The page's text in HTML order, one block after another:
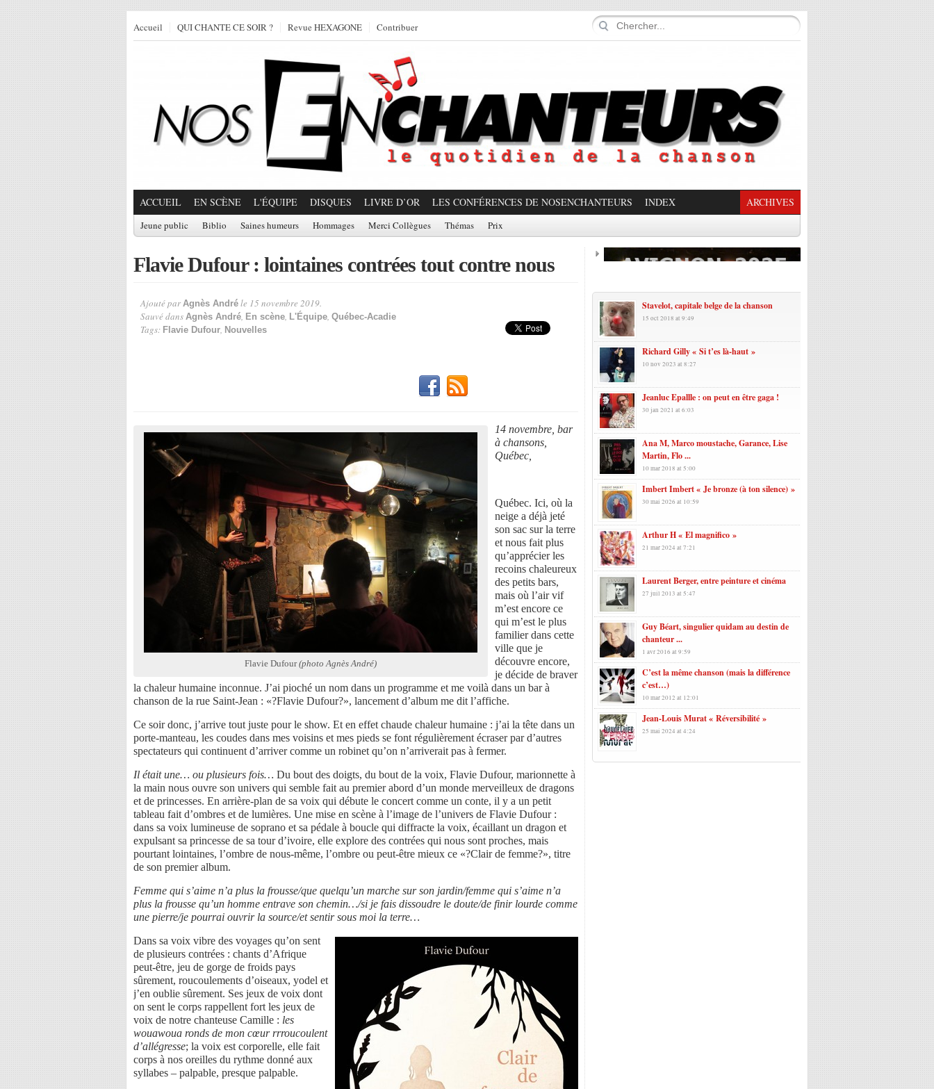
Accueil QUI CHANTE CE SOIR ? Revue HEXAGONE Contribuer
ACCUEIL EN SCÈNE L'ÉQUIPE DISQUES LIVRE D’OR LES CONFÉRENCES DE NOSENCHANTEURS INDEX ARCHIVES
Jeune public Biblio Saines humeurs Hommages Merci Collègues Thémas Prix
Flavie Dufour : lointaines contrées tout contre nous
Ajouté par Agnès André le 15 novembre 2019.
Sauvé dans Agnès André, En scène, L'Équipe, Québec-Acadie
Tags: Flavie Dufour, Nouvelles
Flavie Dufour(photo Agnès André)
14 novembre, bar
à chansons,
Québec,
Québec. Ici, où la
neige a déjà jeté
son sac sur la terre
et nous fait plus
qu’apprécier les
recoins chaleureux
des petits bars,
mais où l’air vif
m’est encore ce
qui m’est le plus
familier dans cette
ville que je
découvre encore,
je décide de braver
la chaleur humaine inconnue. J’ai pioché un nom dans un programme et me voilà dans un bar à
chanson de la rue Saint-Jean : «?Flavie Dufour?», lancement d’album me dit l’affiche.
Ce soir donc, j’arrive tout juste pour le show. Et en effet chaude chaleur humaine : j’ai la tête dans un
porte-manteau, les coudes dans mes voisins et mes pieds se font régulièrement écraser par d’autres
spectateurs qui continuent d’arriver comme un robinet qu’on n’arriverait pas à fermer.
Il était une… ou plusieurs fois… Du bout des doigts, du bout de la voix, Flavie Dufour, marionnette à
la main nous ouvre son univers qui semble fait au premier abord d’un monde merveilleux de dragons
et de princesses. En arrière-plan de sa voix qui débute le concert comme un conte, il y a un petit
tableau fait d’ombres et de lumières. Une mise en scène à l’image de l’univers de Flavie Dufour :
dans sa voix lumineuse de soprano et sa pédale à boucle qui diffracte la voix, écaillant un dragon et
expulsant sa princesse de sa tour d’ivoire, elle explore des contrées qui nous sont proches, mais
pourtant lointaines, l’ombre de nous-même, l’ombre ou peut-être mieux ce «?Clair de femme?», titre
de son premier album.
Femme qui s’aime n’a plus la frousse/que quelqu’un marche sur son jardin/femme qui s’aime n’a
plus la frousse qu’un homme entrave son chemin…/si je fais dissoudre le doute/de finir lourde comme
une pierre/je pourrai ouvrir la source/et sentir sous moi la terre…
Dans sa voix vibre des voyages qu’on sent
de plusieurs contrées : chants d’Afrique
peut-être, jeu de gorge de froids pays
sûrement, roucoulements d’oiseaux, yodel et
j’en oublie sûrement. Ses jeux de voix dont
on sent le corps rappellent fort les jeux de
voix de notre chanteuse Camille : les
wouawoua ronds de mon cœur rrroucoulent
d’allégresse; la voix est corporelle, elle fait
corps à nos oreilles du rythme donné aux
syllabes – palpable, presque palpable.
Stavelot, capitale belge de la chanson
15 oct 2018 at 9:49
Richard Gilly « Si t’es là-haut »
10 nov 2023 at 8:27
Jeanluc Epallle : on peut en être gaga !
30 jan 2021 at 6:03
Ana M, Marco moustache, Garance, Lise
Martin, Flo ...
10 mar 2018 at 5:00
Imbert Imbert « Je bronze (à ton silence) »
30 mai 2026 at 10:59
Arthur H « El magnifico »
21 mar 2024 at 7:21
Laurent Berger, entre peinture et cinéma
27 juil 2013 at 5:47
Guy Béart, singulier quidam au destin de
chanteur ...
1 avr 2016 at 9:59
C’est la même chanson (mais la différence
c’est…)
10 mar 2012 at 12:01
Jean-Louis Murat « Réversibilité »
25 mai 2024 at 4:24